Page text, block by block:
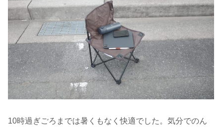
10時過ぎごろまでは暑くもなく快適でした。気分でのん